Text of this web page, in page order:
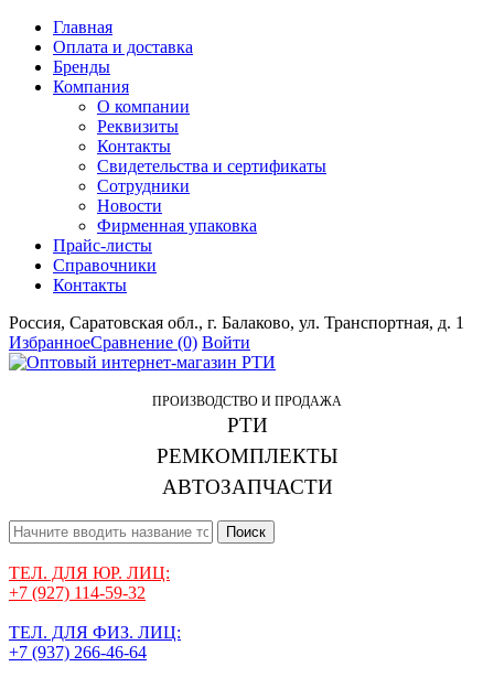
Главная
Оплата и доставка
Бренды
Компания
О компании
Реквизиты
Контакты
Свидетельства и сертификаты
Сотрудники
Новости
Фирменная упаковка
Прайс-листы
Справочники
Контакты
Россия, Саратовская обл., г. Балаково, ул. Транспортная, д. 1
ИзбранноеСравнение (0) Войти
ПРОИЗВОДСТВО И ПРОДАЖА
РТИ
РЕМКОМПЛЕКТЫ
АВТОЗАПЧАСТИ
Поиск
ТЕЛ. ДЛЯ ЮР. ЛИЦ:
+7 (927) 114-59-32
ТЕЛ. ДЛЯ ФИЗ. ЛИЦ:
+7 (937) 266-46-64